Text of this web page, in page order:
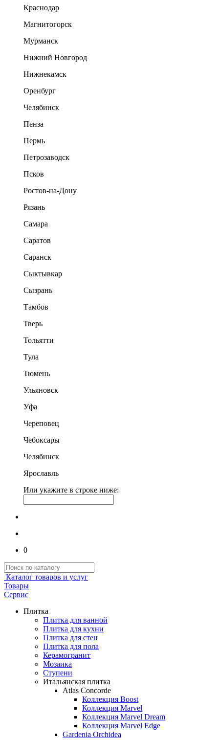
Краснодар
Магнитогорск
Мурманск
Нижний Новгород
Нижнекамск
Оренбург
Челябинск
Пенза
Пермь
Петрозаводск
Псков
Ростов-на-Дону
Рязань
Самара
Саратов
Саранск
Сыктывкар
Сызрань
Тамбов
Тверь
Тольятти
Тула
Тюмень
Ульяновск
Уфа
Череповец
Чебоксары
Челябинск
Ярославль
Или укажите в строке ниже:
0
Каталог товаров и услуг
Товары
Сервис
Плитка
Плитка для ванной
Плитка для кухни
Плитка для стен
Плитка для пола
Керамогранит
Мозаика
Ступени
Итальянская плитка
Atlas Concorde
Коллекция Boost
Коллекция Marvel
Коллекция Marvel Dream
Коллекция Marvel Edge
Gardenia Orchidea